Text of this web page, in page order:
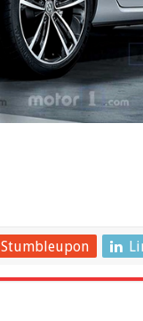
Stumbleupon